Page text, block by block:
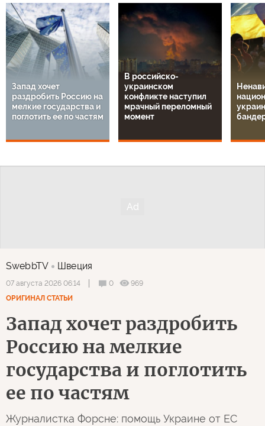
Запад хочет
раздробить Россию на
мелкие государства и
поглотить ее по частям
В российско-
украинском
конфликте наступил
мрачный переломный
момент
SwebbTV Швеция
07 августа 2026 06:14 0
969
ОРИГИНАЛ СТАТЬИ
Запад хочет раздробить
Россию на мелкие
государства и поглотить
ее по частям
Журналистка Форсне: помощь Украине от ЕС